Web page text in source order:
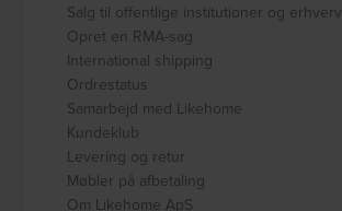
Salg til offentlige institutioner og erhverv
Opret en RMA-sag
International shipping
Ordrestatus
Samarbejd med Likehome
Kundeklub
Levering og retur
Møbler på afbetaling
Om Likehome ApS